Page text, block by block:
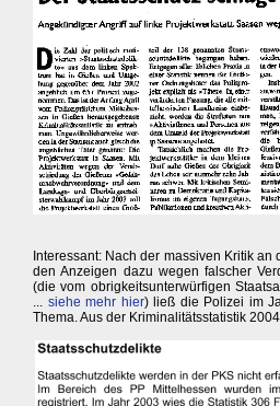
Interessant: Nach der massiven Kritik an
den Anzeigen dazu wegen falscher
(die vom obrigkeitsunterwürfigen
siehe mehr hier) ließ die Polizei im
Thema. Aus der Kriminalitätsstatistik